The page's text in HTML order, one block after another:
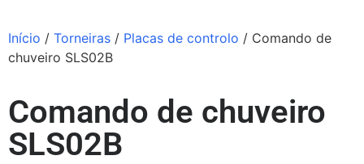
Início / Torneiras / Placas de controlo / Comando de
chuveiro SLS02B
Comando de chuveiro
SLS02B